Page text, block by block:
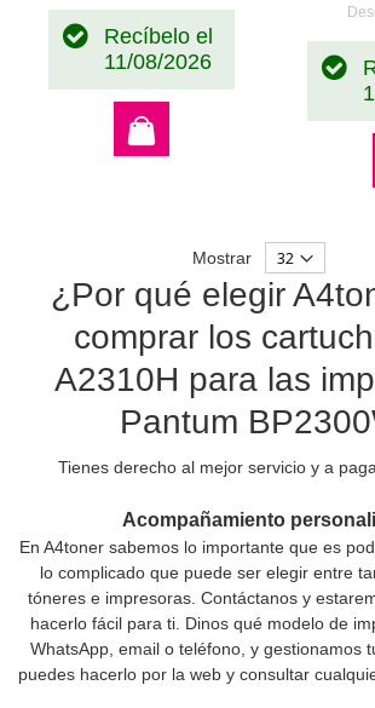
Recíbelo el
11/08/2026
Mostrar
¿Por qué elegir
comprar los
A2310H para las
Pantum
Tienes derecho al mejor servicio y a
Acompañamiento
En A4toner sabemos lo importante que es
lo complicado que puede ser elegir entre
tóneres e impresoras. Contáctanos y
hacerlo fácil para ti. Dinos qué modelo de
WhatsApp, email o teléfono, y gestionamos
puedes hacerlo por la web y consultar